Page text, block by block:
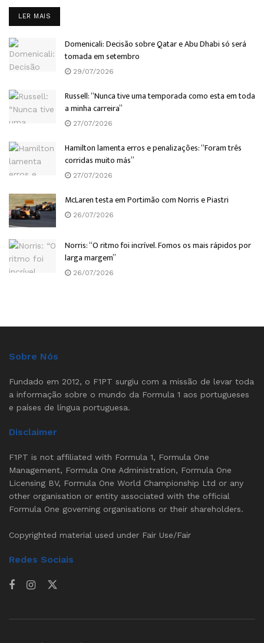
LER MAIS
Domenicali: Decisão sobre Qatar e Abu Dhabi só será
tomada em setembro
29/07/2026
Russell: “Nunca tive uma temporada como esta em toda
a minha carreira”
27/07/2026
Hamilton lamenta erros e penalizações: “Foram três
corridas muito más”
27/07/2026
McLaren testa em Portimão com Norris e Piastri
26/07/2026
Norris: “O ritmo foi incrível. Fomos os mais rápidos por
larga margem”
26/07/2026
Sobre Nós
Fundado em 2012, o F1PT surgiu com a missão de levar toda
a informação sobre o mundo da Formula 1 aos portugueses
e países de língua portuguesa.
Disclaimer
F1PT is not affiliated with Formula 1, Formula One
Management, Formula One Administration, Formula One
Licensing BV, Formula One World Championship Ltd or any
other organisation or entity associated with the official
Formula One governing organisations or their shareholders.
Copyrighted material used under Fair Use/Fair
Redes Sociais